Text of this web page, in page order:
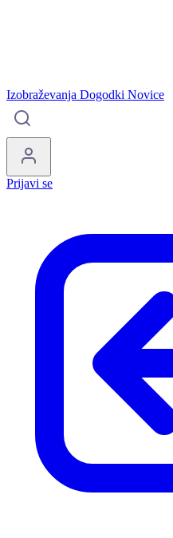
Izobraževanja Dogodki Novice
Prijavi se